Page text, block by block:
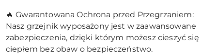
🔥 Gwarantowana Ochrona przed Przegrzaniem:
Nasz grzejnik wyposażony jest w zaawansowane
zabezpieczenia, dzięki którym możesz cieszyć się
ciepłem bez obaw o bezpieczeństwo.